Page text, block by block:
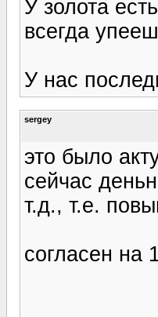
У золота
всегда
У нас
sergey
это было
сейчас
т.д., т.е.
согласен на